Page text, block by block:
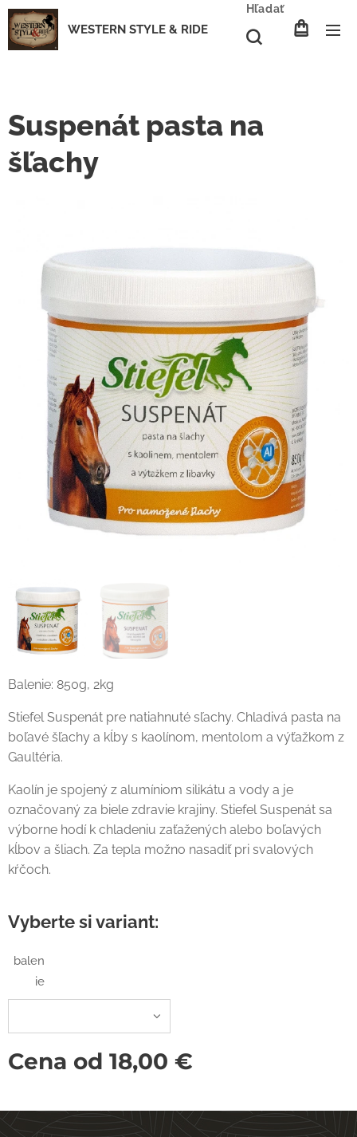
WESTERN STYLE & RIDE
Hľadať
Suspenát pasta na
šľachy
Balenie: 850g, 2kg
Stiefel Suspenát pre natiahnuté sľachy. Chladivá pasta na
boľavé šľachy a kĺby s kaolínom, mentolom a výťažkom z
Gaultéria.
Kaolín je spojený z alumíniom silikátu a vody a je
označovaný za biele zdravie krajiny. Stiefel Suspenát sa
výborne hodí k chladeniu zaťažených alebo boľavých
kĺbov a šliach. Za tepla možno nasadiť pri svalových
kŕčoch.
Vyberte si variant:
balen
ie
Cena od 18,00 €